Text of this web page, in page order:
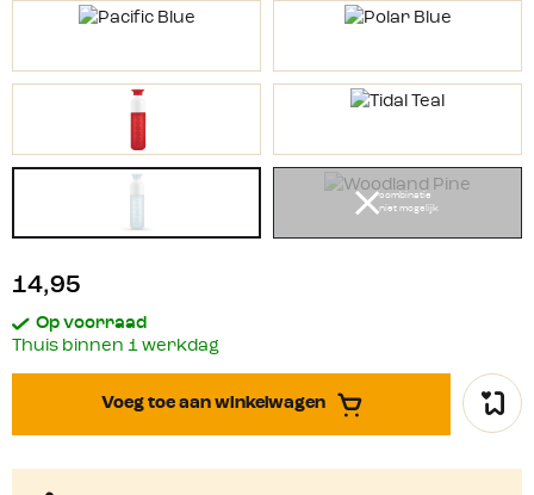
combinatie
niet mogelijk
14,95
Op voorraad
Thuis binnen 1 werkdag
Voeg toe aan winkelwagen